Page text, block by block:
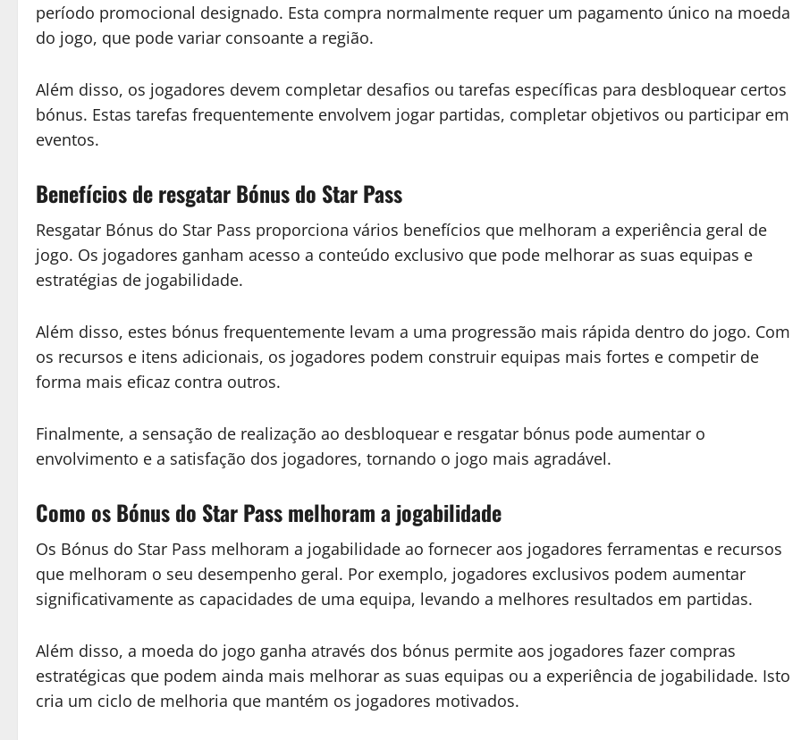
período promocional designado. Esta compra normalmente requer um pagamento único na moeda
do jogo, que pode variar consoante a região.
Além disso, os jogadores devem completar desafios ou tarefas específicas para desbloquear certos
bónus. Estas tarefas frequentemente envolvem jogar partidas, completar objetivos ou participar em
eventos.
Benefícios de resgatar Bónus do Star Pass
Resgatar Bónus do Star Pass proporciona vários benefícios que melhoram a experiência geral de
jogo. Os jogadores ganham acesso a conteúdo exclusivo que pode melhorar as suas equipas e
estratégias de jogabilidade.
Além disso, estes bónus frequentemente levam a uma progressão mais rápida dentro do jogo. Com
os recursos e itens adicionais, os jogadores podem construir equipas mais fortes e competir de
forma mais eficaz contra outros.
Finalmente, a sensação de realização ao desbloquear e resgatar bónus pode aumentar o
envolvimento e a satisfação dos jogadores, tornando o jogo mais agradável.
Como os Bónus do Star Pass melhoram a jogabilidade
Os Bónus do Star Pass melhoram a jogabilidade ao fornecer aos jogadores ferramentas e recursos
que melhoram o seu desempenho geral. Por exemplo, jogadores exclusivos podem aumentar
significativamente as capacidades de uma equipa, levando a melhores resultados em partidas.
Além disso, a moeda do jogo ganha através dos bónus permite aos jogadores fazer compras
estratégicas que podem ainda mais melhorar as suas equipas ou a experiência de jogabilidade. Isto
cria um ciclo de melhoria que mantém os jogadores motivados.